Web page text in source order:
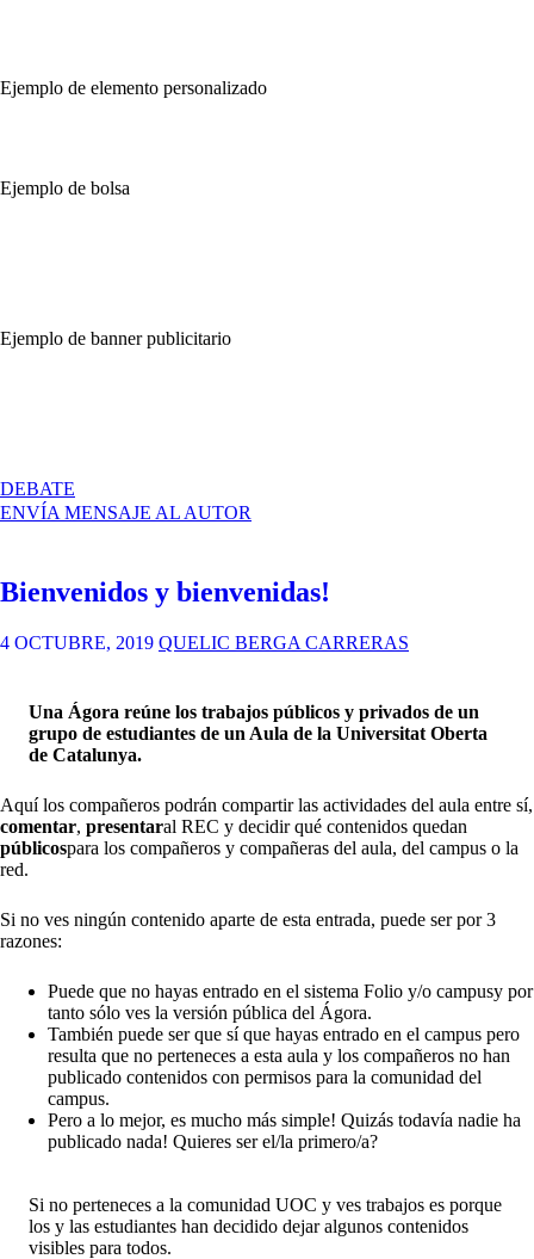
Ejemplo de elemento personalizado
Ejemplo de bolsa
Ejemplo de banner publicitario
DEBATE
MANUAL
DE
ENVÍA MENSAJE AL AUTOR
Bienvenidos y bienvenidas!
4 OCTUBRE, 2019 QUELIC BERGA CARRERAS
Una Ágora reúne los trabajos públicos y privados de un
grupo de estudiantes de un Aula de la Universitat Oberta
de Catalunya.
Aquí los compañeros podrán compartir las actividades del aula entre sí,
comentar, presentaral REC y decidir qué contenidos quedan
públicospara los compañeros y compañeras del aula, del campus o la
red.
Si no ves ningún contenido aparte de esta entrada, puede ser por 3
razones:
Puede que no hayas entrado en el sistema Folio y/o campusy por
tanto sólo ves la versión pública del Ágora.
También puede ser que sí que hayas entrado en el campus pero
resulta que no perteneces a esta aula y los compañeros no han
publicado contenidos con permisos para la comunidad del
campus.
Pero a lo mejor, es mucho más simple! Quizás todavía nadie ha
publicado nada! Quieres ser el/la primero/a?
Si no perteneces a la comunidad UOC y ves trabajos es porque
los y las estudiantes han decidido dejar algunos contenidos
visibles para todos.